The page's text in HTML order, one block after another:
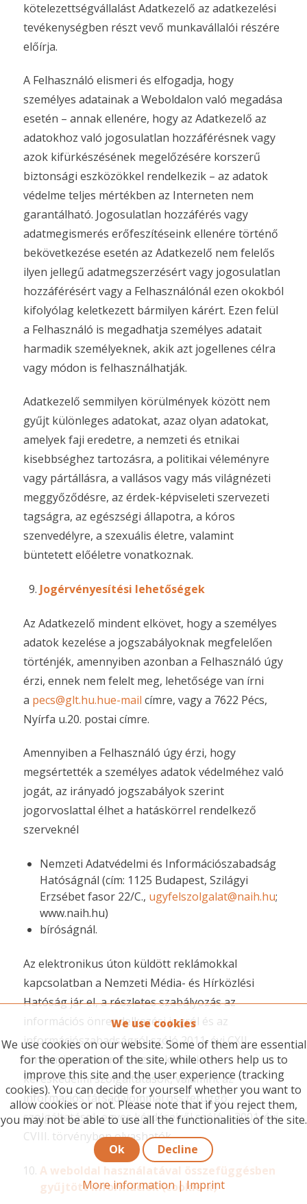
kötelezettségvállalást Adatkezelő az adatkezelési
tevékenységben részt vevő munkavállalói részére
előírja.
A Felhasználó elismeri és elfogadja, hogy
személyes adatainak a Weboldalon való megadása
esetén – annak ellenére, hogy az Adatkezelő az
adatokhoz való jogosulatlan hozzáférésnek vagy
azok kifürkészésének megelőzésére korszerű
biztonsági eszközökkel rendelkezik – az adatok
védelme teljes mértékben az Interneten nem
garantálható. Jogosulatlan hozzáférés vagy
adatmegismerés erőfeszítéseink ellenére történő
bekövetkezése esetén az Adatkezelő nem felelős
ilyen jellegű adatmegszerzésért vagy jogosulatlan
hozzáférésért vagy a Felhasználónál ezen okokból
kifolyólag keletkezett bármilyen kárért. Ezen felül
a Felhasználó is megadhatja személyes adatait
harmadik személyeknek, akik azt jogellenes célra
vagy módon is felhasználhatják.
Adatkezelő semmilyen körülmények között nem
gyűjt különleges adatokat, azaz olyan adatokat,
amelyek faji eredetre, a nemzeti és etnikai
kisebbséghez tartozásra, a politikai véleményre
vagy pártállásra, a vallásos vagy más világnézeti
meggyőződésre, az érdek-képviseleti szervezeti
tagságra, az egészségi állapotra, a kóros
szenvedélyre, a szexuális életre, valamint
büntetett előéletre vonatkoznak.
Jogérvényesítési lehetőségek
Az Adatkezelő mindent elkövet, hogy a személyes
adatok kezelése a jogszabályoknak megfelelően
történjék, amennyiben azonban a Felhasználó úgy
érzi, ennek nem felelt meg, lehetősége van írni
a pecs@glt.hu.hue-mail címre, vagy a 7622 Pécs,
Nyírfa u.20. postai címre.
Amennyiben a Felhasználó úgy érzi, hogy
megsértették a személyes adatok védelméhez való
jogát, az irányadó jogszabályok szerint
jogorvoslattal élhet a hatáskörrel rendelkező
szerveknél
Nemzeti Adatvédelmi és Információszabadság
Hatóságnál (cím: 1125 Budapest, Szilágyi
Erzsébet fasor 22/C., ugyfelszolgalat@naih.hu;
www.naih.hu)
bíróságnál.
Az elektronikus úton küldött reklámokkal
kapcsolatban a Nemzeti Média- és Hírközlési
Hatóság jár el, a részletes szabályozás az
információs önrendelkezési jogról és az
információszabadságról szóló 2011. évi CXII.
törvényben, valamint az elektronikus
kereskedelmi szolgáltatások, valamint az
információs társadalommal összefüggő
szolgáltatások egyes kérdéseiről szóló a 2001. évi
CVIII. törvényben olvashatók.
A weboldal használatával összefüggésben
gyűjtött információk (cookie-k)
We use cookies
We use cookies on our website. Some of them are essential
for the operation of the site, while others help us to
improve this site and the user experience (tracking
cookies). You can decide for yourself whether you want to
allow cookies or not. Please note that if you reject them,
you may not be able to use all the functionalities of the site.
Ok
Decline
More information|Imprint